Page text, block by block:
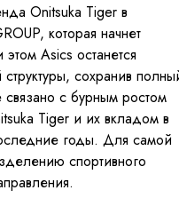
Onitsuka Tiger в
которая начнет
Asics останется
сохранив
с бурным ростом
Tiger и их вкладом в
годы. Для самой
спортивного